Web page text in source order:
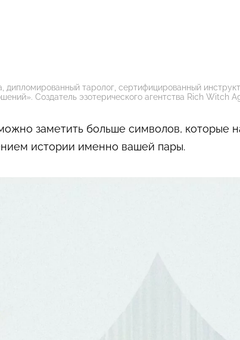
дипломированный таролог, сертифицированный
Создатель эзотерического агентства Rich Witch
заметить больше символов, которые
истории именно вашей пары.